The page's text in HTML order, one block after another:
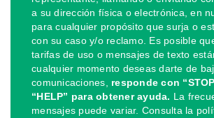
a su dirección física o electrónica, en
para cualquier propósito que surja o
con su caso y/o reclamo. Es posible
tarifas de uso o mensajes de texto
cualquier momento deseas darte de
comunicaciones, responde con
“HELP” para obtener ayuda. La
mensajes puede variar. Consulta la